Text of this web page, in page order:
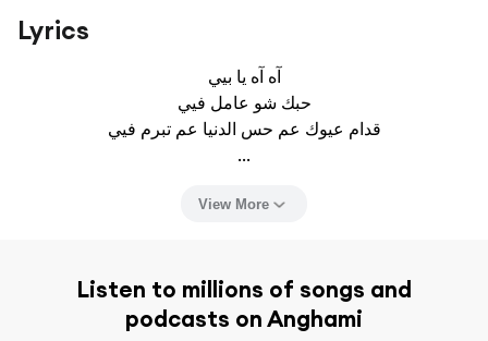
Lyrics
آه آه يا بيي
حبك شو عامل فيي
قدام عيوك عم حس الدنيا عم تبرم فيي
...
View More
Listen to millions of songs and
podcasts on Anghami